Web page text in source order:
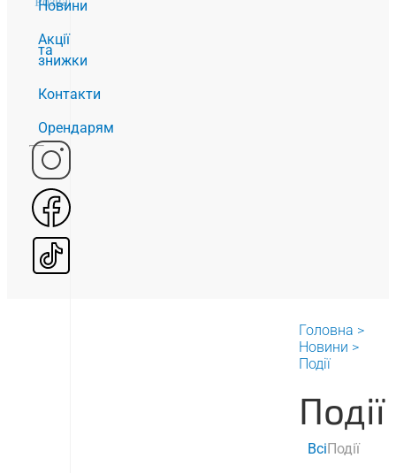
Новини
Акції
та
знижки
Контакти
Орендарям
Головна >
Новини >
Події
Події
ВсіПодії